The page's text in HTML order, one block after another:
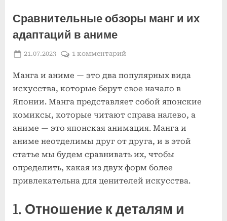
Сравнительные обзоры манг и их
адаптаций в аниме
Posted
21.07.2023 1 комментарийк
Сравнительные
обзоры
их
адаптаций
в
аниме
Манга и аниме — это два популярных вида
искусства, которые берут свое начало в
Японии. Манга представляет собой японские
комиксы, которые читают справа налево, а
аниме — это японская анимация. Манга и
аниме неотделимы друг от друга, и в этой
статье мы будем сравнивать их, чтобы
определить, какая из двух форм более
привлекательна для ценителей искусства.
1. Отношение к деталям и